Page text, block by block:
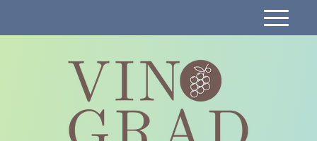
Сорта Винограда: описание, фото, отзывы,
технологии посадки и ухода